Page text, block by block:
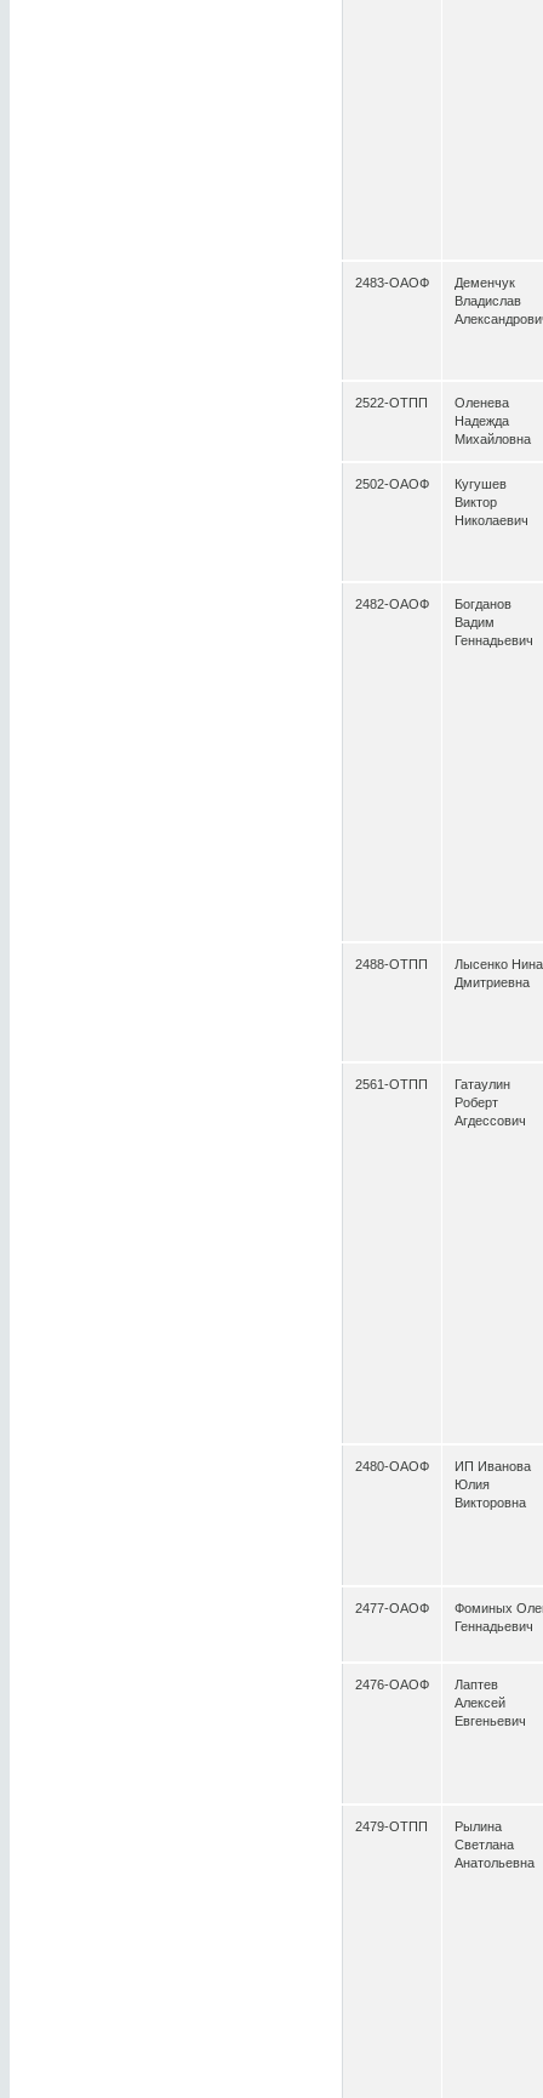
2483-ОАОФ
Деменчук
Владислав
2522-ОТПП
Оленева
Надежда
Михайловна
2502-ОАОФ
Кугушев
Виктор
Николаевич
2482-ОАОФ
Богданов
Вадим
Геннадьевич
2488-ОТПП
Лысенко Нина
Дмитриевна
2561-ОТПП
Гатаулин
Роберт
Агдессович
2480-ОАОФ
ИП Иванова
Юлия
Викторовна
2477-ОАОФ
Фоминых
Геннадьевич
2476-ОАОФ
Лаптев
Алексей
Евгеньевич
2479-ОТПП
Рылина
Светлана
Анатольевна